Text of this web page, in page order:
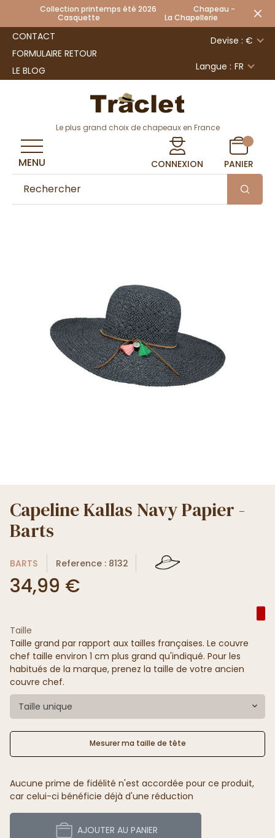
Collection printemps été 2026 Chapeau -
Casquette La Chapellerie
CONTACT
FORMULAIRE RETOUR
LE BLOG
Devise : €
Langue : FR
Le plus grand choix de chapeaux en France
CONNEXION PANIER
MENU
Capeline Kallas Navy Papier -
Barts
BARTS Reference : 8132
34,99 €
Taille
Taille grand par rapport aux tailles françaises. Le couvre
chef taille environ 1 cm plus grand qu'indiqué. Pour les
habitués de la marque, prenez la taille de votre ancien
couvre chef.
Taille unique
Mesurer ma taille de tête
Aucune prime de fidélité n'est accordée pour ce produit,
car celui-ci bénéficie déjà d'une réduction
AJOUTER AU PANIER